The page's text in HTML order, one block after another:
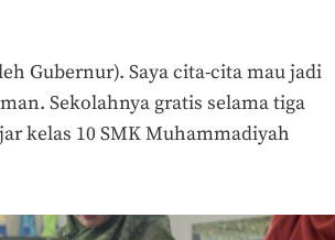
Gubernur). Saya cita-cita mau jadi
Sekolahnya gratis selama tiga
kelas 10 SMK Muhammadiyah